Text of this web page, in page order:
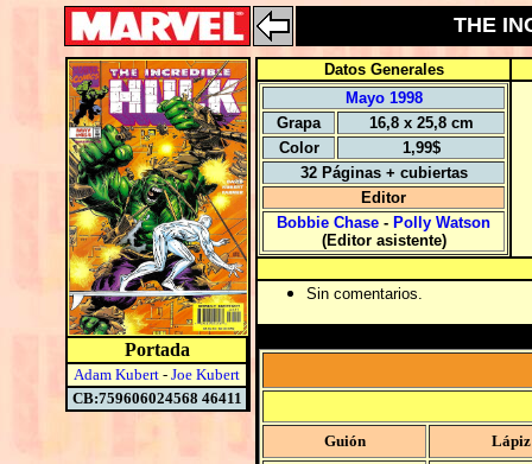
THE
Portada
Adam Kubert - Joe Kubert
CB:759606024568 46411
Datos Generales
Mayo 1998
Grapa
16,8 x 25,8 cm
Color
1,99$
32 Páginas + cubiertas
Editor
Bobbie Chase - Polly Watson
(Editor asistente)
Sin comentarios.
Guión Lápiz